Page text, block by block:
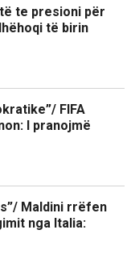
te presioni për
të birin
FIFA
I pranojmë
Maldini rrëfen
nga Italia: